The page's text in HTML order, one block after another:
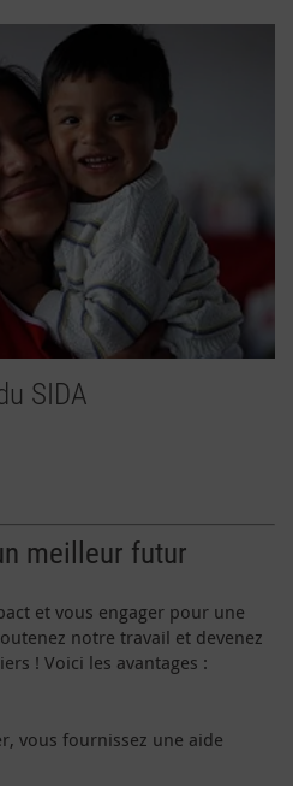
SIDA
meilleur futur
et vous engager pour une
notre travail et devenez
! Voici les avantages :
vous fournissez une aide